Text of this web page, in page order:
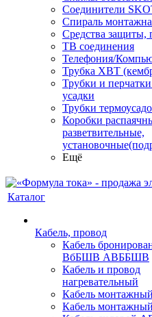
Соединители
Спираль
Средства защиты,
ТВ соединения
Телефония/
Трубка ХВТ
Трубки и
усадки
Трубки
Коробки
разветвительные,
Ещё
Каталог
Кабель, провод
Кабель
ВбБШВ АВББШВ
Кабель и провод
нагревательный
Кабель
Кабель